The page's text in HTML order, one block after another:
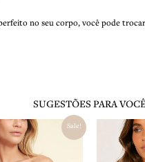
no seu corpo, você pode
SUGESTÕES PARA
Sale!
O
preço
atual
é: